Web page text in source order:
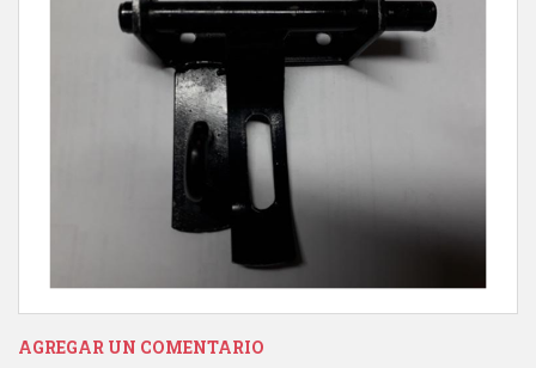
AGREGAR UN COMENTARIO